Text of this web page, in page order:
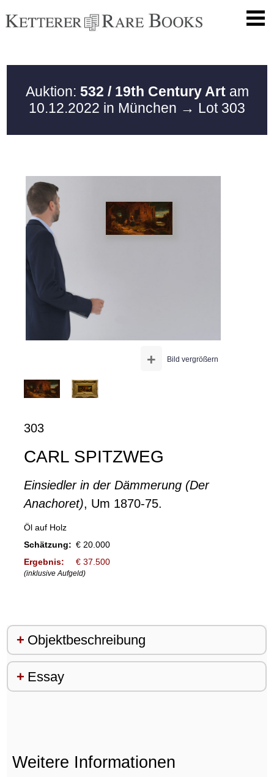
Auktion: 532 / 19th Century Artam
10.12.2022 in München → Lot 303
Bild vergrößern
+
303
CARL SPITZWEG
Einsiedler in der Dämmerung (Der
Anachoret), Um 1870-75.
Öl auf Holz
Schätzung: € 20.000
Ergebnis:
€ 37.500
(inklusive Aufgeld)
Objektbeschreibung
Essay
Weitere Informationen